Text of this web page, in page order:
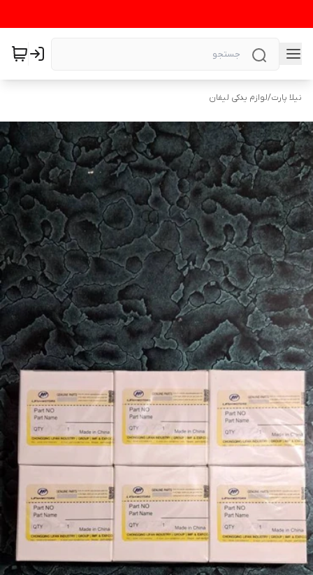
نیلا پارت/لوازم یدکی لیفان